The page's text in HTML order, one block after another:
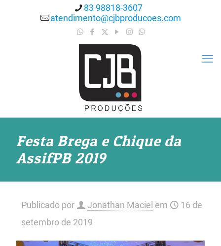
83 98818-3607
atendimento@cjbproducoes.com
Festa Brega e Chique da
AssifPB 2019
Publicado por Jonathan Maciel em
16 de
setembro de 2019